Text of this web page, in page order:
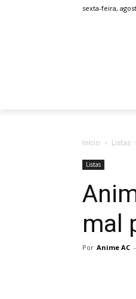
sexta-feira,
Início Listas
Listas
mal
Por Anime AC -